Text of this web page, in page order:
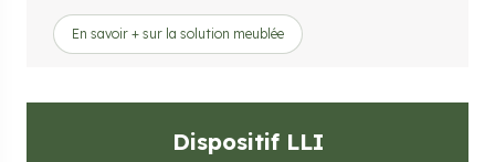
En savoir + sur la solution meublée
Dispositif LLI